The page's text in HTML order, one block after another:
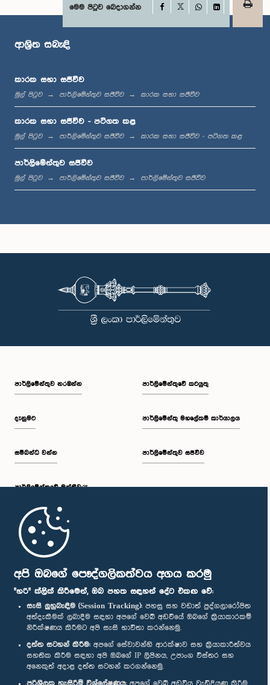
අපි ඔබගේ පෞද්ගලිකත්වය අගය කරමු
"හරි" ක්ලික් කිරීමෙන්, ඔබ පහත සඳහන් දේට එකඟ වේ:
සැසි ලුහුබැඳීම (Session Tracking): පහසු සහ වඩාත් පුද්ගලාරෝපිත
අත්දැකීමක් ලබාදීම සඳහා අපගේ වෙබ් අඩවියේ ඔබගේ ක්‍රියාකාරකම්
නිරීක්ෂණය කිරීමට අපි සැසි භාවිතා කරන්නෙමු.
දත්ත සටහන් කිරීම: අපගේ සේවාවන්හි ආරක්ෂාව සහ ක්‍රියාකාරීත්වය
සහතික කිරීම සඳහා අපි ඔබගේ IP ලිපිනය, උපාංග විස්තර සහ
අනෙකුත් අදාළ දත්ත සටහන් කරගන්නෙමු.
ප.ව. 1:10 - ප.ව. 1:21
ප.ව. 1:27 - ප.ව. 1:42
ප.ව. 1:42 - ප.ව. 1:58
ප.ව. 2:10 - ප.ව. 2:22
ප.ව. 2:43 - ප.ව. 2:47
ප.ව. 2:47 - ප.ව. 2:54
ප.ව. 2:54 - ප.ව. 3:04
ප.ව. 3:04 - ප.ව. 3:12
ප.ව. 3:12 - ප.ව. 3:22
මෙම පිටුව බෙදාගන්න Facebook
WhatsApp
LinkedIn
ආශ්‍රිත සබැඳි
කාරක සභා සජීවීව
මුල් පිටුව පාර්ලිමේන්තුව සජීවීව කාරක සභා සජීවීව
කාරක සභා සජීවීව - පටිගත කළ
මුල් පිටුව පාර්ලිමේන්තුව සජීවීව කාරක සභා සජීවීව - පටිගත කළ
පාර්ලිමේන්තුව සජීවීව
මුල් පිටුව පාර්ලිමේන්තුව සජීවීව පාර්ලිමේන්තුව සජීවීව
පාර්ලි‌මේන්තුව නරඹන්න
දැනුමට
සම්බන්ධ වන්න
පාර්ලි‌මේන්තුවේ මන්ත්‍රීවරු
මුල් පිටුව
පාර්ලිමේන්තුවේ කටයුතු
පාර්ලිමේන්තු මහලේකම් කාර්යාලය
පාර්ලිමේන්තුව සජීවීව
පාර්ලිමේන්තු ජංගම යෙදුම
අප හා සම්බන්ධ වී සිටින්න :
සම්මාන